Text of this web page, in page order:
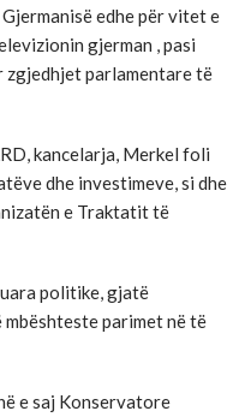
edhe për vitet e
gjerman , pasi
zgjedhjet parlamentare të
kancelarja, Merkel foli
dhe investimeve, si dhe
e Traktatit të
politike, gjatë
parimet në të
e saj Konservatore